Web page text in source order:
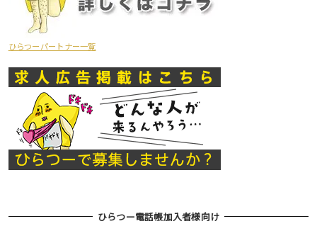
ひらつーパートナー一覧
ひらつー電話帳加入者様向け